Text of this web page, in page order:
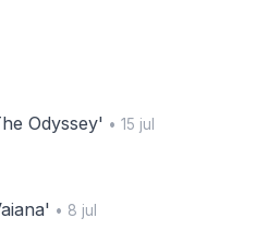
Odyssey' • 15 jul
• 8 jul